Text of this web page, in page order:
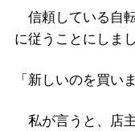
信頼している自
に従うことにしまし
「新しいのを買い
私が言うと、店